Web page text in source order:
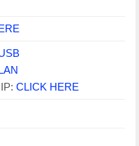
CLICK HERE